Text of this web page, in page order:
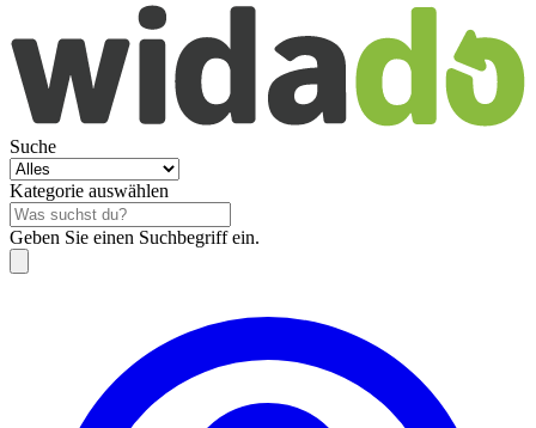
Suche
Kategorie auswählen
Geben Sie einen Suchbegriff ein.